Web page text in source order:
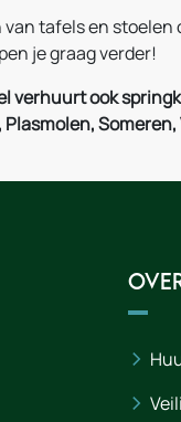
tafels en
je graag verder!
verhuurt ook